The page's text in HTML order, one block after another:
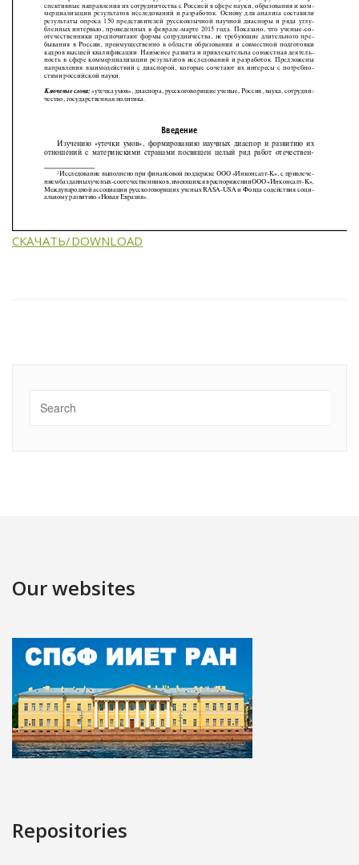
СКАЧАТЬ/DOWNLOAD
Our websites
Repositories